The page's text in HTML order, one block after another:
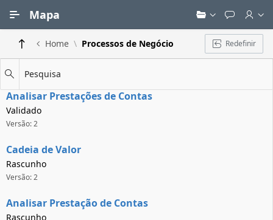
Mapa
Home Processos de Negócio Redefinir
Pesquisa
Analisar Prestações de Contas
Validado
Versão: 2
Cadeia de Valor
Rascunho
Versão: 2
Analisar Prestação de Contas
Rascunho